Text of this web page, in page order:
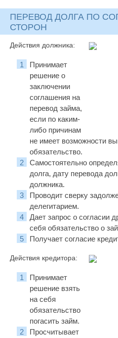
ПЕРЕВОД ДОЛГА ПО
СТОРОН
Действия должника:
Принимает
решение о
заключении
соглашения на
перевод займа,
если по каким-
либо причинам
не имеет возможности
обязательство.
Самостоятельно
долга, дату перевода
должника.
Проводит сверку
делегитарием.
Дает запрос о согласии
себя обязательство о
Получает согласие
Действия кредитора:
Принимает
решение взять
на себя
обязательство
погасить займ.
Просчитывает